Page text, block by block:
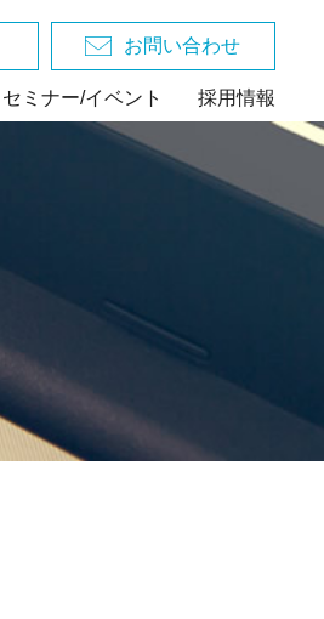
セミナー/イベント 採用情報
お問い合わせ